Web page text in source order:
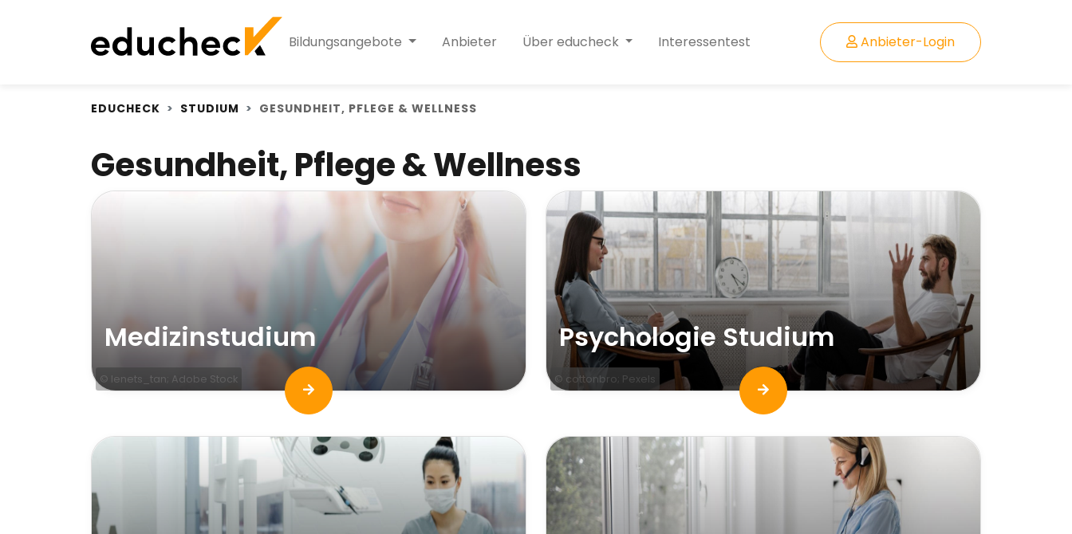
Bildungsangebote Anbieter Über educheck Interessentest Anbieter-Login
EDUCHECK STUDIUM GESUNDHEIT, PFLEGE & WELLNESS
Gesundheit, Pflege & Wellness
© lenets_tan; Adobe Stock
Medizinstudium
© cottonbro; Pexels
Psychologie Studium